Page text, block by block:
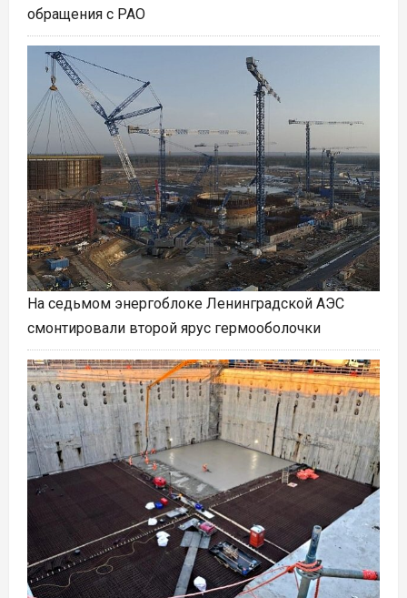
обращения с РАО
На седьмом энергоблоке Ленинградской АЭС
смонтировали второй ярус гермооболочки